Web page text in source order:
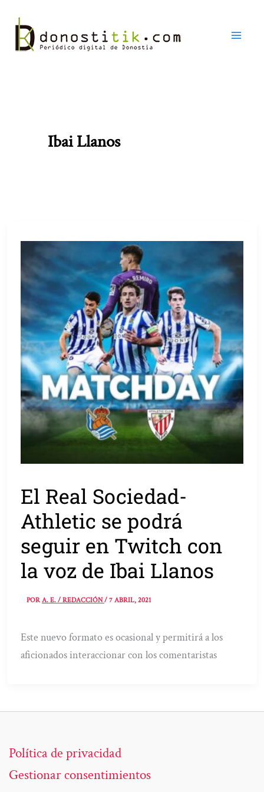
contenido
Ibai Llanos
El Real Sociedad-
Athletic se podrá
seguir en Twitch con
la voz de Ibai Llanos
PORA. E. / REDACCIÓN/7 ABRIL, 2021
Este nuevo formato es ocasional y permitirá a los
aficionados interaccionar con los comentaristas
Política de privacidad
Gestionar consentimientos